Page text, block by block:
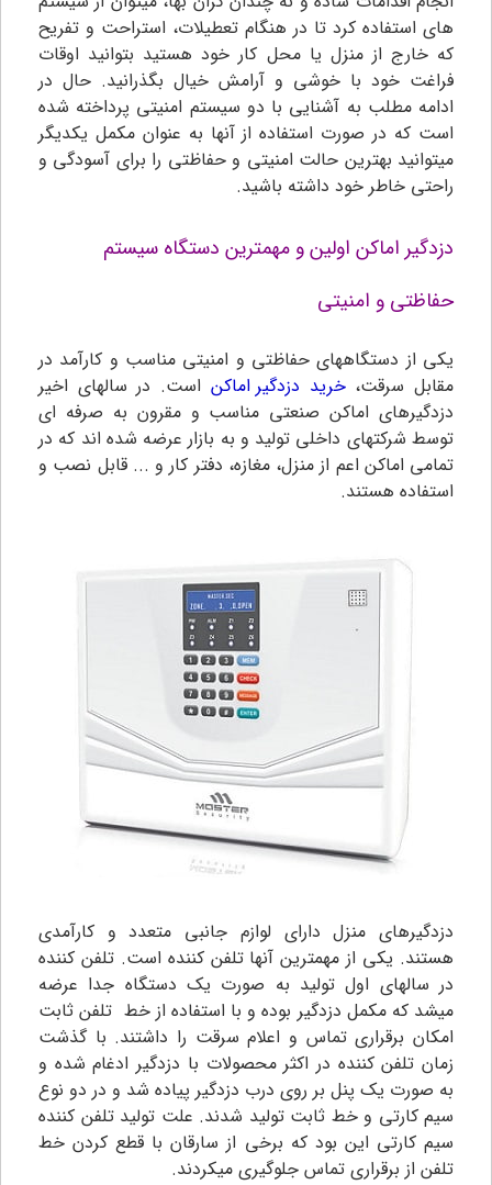
های استفاده کرد تا در هنگام تعطیلات، استراحت و تفریح
که خارج از منزل یا محل کار خود هستید بتوانید اوقات
فراغت خود با خوشی و آرامش خیال بگذرانید. حال در
ادامه مطلب به آشنایی با دو سیستم امنیتی پرداخته شده
است که در صورت استفاده از آنها به عنوان مکمل یکدیگر
میتوانید بهترین حالت امنیتی و حفاظتی را برای آسودگی و
راحتی خاطر خود داشته باشید.
دزدگیر اماکن اولین و مهمترین دستگاه سیستم
حفاظتی و امنیتی
یکی از دستگاههای حفاظتی و امنیتی مناسب و کارآمد در
مقابل سرقت،خرید دزدگیر اماکن است. در سالهای اخیر
دزدگیرهای اماکن صنعتی مناسب و مقرون به صرفه ای
توسط شرکتهای داخلی تولید و به بازار عرضه شده اند که در
تمامی اماکن اعم از منزل، مغازه، دفتر کار و ... قابل نصب و
استفاده هستند.
دزدگیرهای منزل دارای لوازم جانبی متعدد و کارآمدی
هستند. یکی از مهمترین آنها تلفن کننده است. تلفن کننده
در سالهای اول تولید به صورت یک دستگاه جدا عرضه
میشد که مکمل دزدگیر بوده و با استفاده از خط تلفن ثابت
امکان برقراری تماس و اعلام سرقت را داشتند. با گذشت
زمان تلفن کننده در اکثر محصولات با دزدگیر ادغام شده و
به صورت یک پنل بر روی درب دزدگیر پیاده شد و در دو نوع
سیم کارتی و خط ثابت تولید شدند. علت تولید تلفن کننده
سیم کارتی این بود که برخی از سارقان با قطع کردن خط
تلفن از برقراری تماس جلوگیری میکردند.